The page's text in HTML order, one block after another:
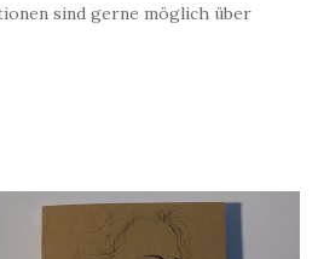
sind gerne möglich über